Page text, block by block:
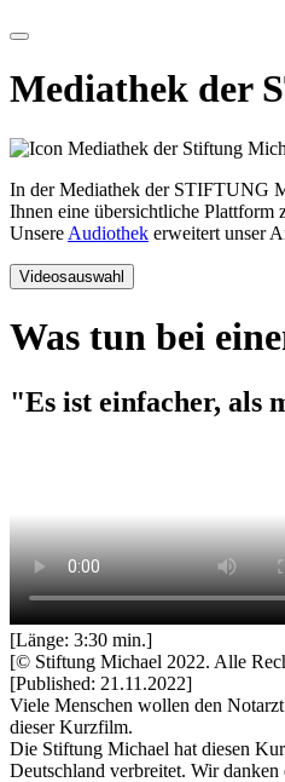
Mediathek der
In der Mediathek der STIFTUNG
Ihnen eine übersichtliche
Unsere Audiothek erweitert unser
Videosauswahl
Was tun bei
"Es ist einfacher, als
[Länge: 3:30 min.]
[© Stiftung Michael 2022. Alle
[Published: 21.11.2022]
Viele Menschen wollen den
dieser Kurzfilm.
Die Stiftung Michael hat diesen
Deutschland verbreitet. Wir